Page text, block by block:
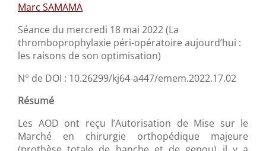
Marc SAMAMA
Séance du mercredi 18 mai 2022 (La
thromboprophylaxie péri-opératoire aujourd’hui :
les raisons de son optimisation)
N° de DOI : 10.26299/kj64-a447/emem.2022.17.02
Résumé
Les AOD ont reçu l’Autorisation de Mise sur le
Marché en chirurgie orthopédique majeure